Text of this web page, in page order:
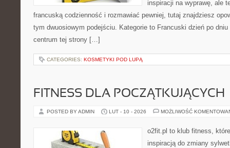
inspiracji na wyprawę, ale
francuską codzienność i rozmawiać pewniej, tutaj znajdziesz
tym dwuosiowym podejściu. Kategorie to Francuski dzień po
centrum tej strony […]
CATEGORIES: KOSMETYKI POD LUPĄ
FITNESS DLA POCZĄTKUJĄCYCH
POSTED BY ADMIN LUT - 10 - 2026 MOŻLIWOŚĆ
o2fit.pl to klub fitness,
inspiracją do zmiany